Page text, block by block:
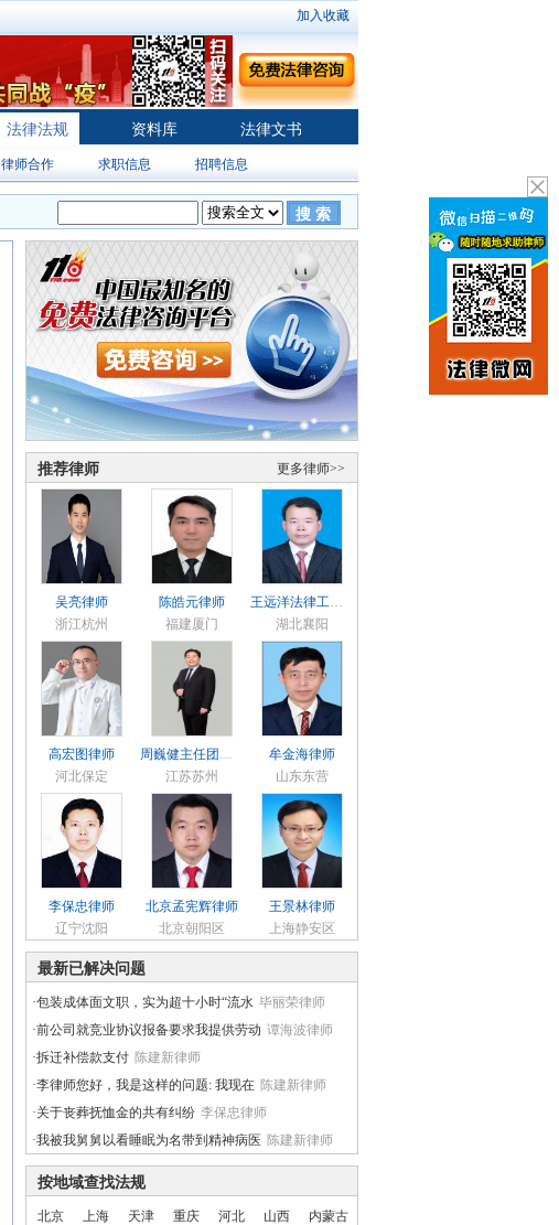
加入收藏
法律法规 资料库 法律文书
律师合作 求职信息 招聘信息
搜 索
推荐律师 更多律师>>
吴亮律师
浙江杭州
陈皓元律师
福建厦门
王远洋法律工作者律师
湖北襄阳
高宏图律师
河北保定
周巍健主任团队律师
江苏苏州
牟金海律师
山东东营
李保忠律师
辽宁沈阳
北京孟宪辉律师
北京朝阳区
王景林律师
上海静安区
最新已解决问题
·包装成体面文职，实为超十小时“流水 毕丽荣律师
·前公司就竞业协议报备要求我提供劳动 谭海波律师
·拆迁补偿款支付 陈建新律师
·李律师您好，我是这样的问题: 我现在 陈建新律师
·关于丧葬抚恤金的共有纠纷 李保忠律师
·我被我舅舅以看睡眠为名带到精神病医 陈建新律师
按地域查找法规
北京 上海 天津 重庆 河北 山西
内蒙古